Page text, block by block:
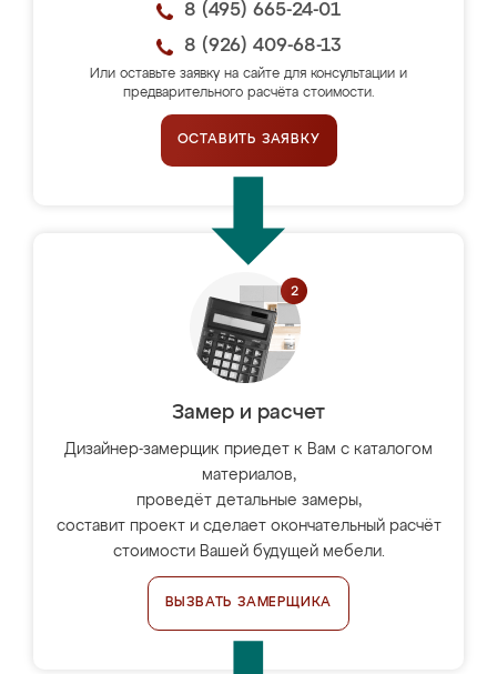
8 (495) 665-24-01
8 (926) 409-68-13
Или оставьте заявку на сайте для консультации и
предварительного расчёта стоимости.
ОСТАВИТЬ ЗАЯВКУ
Замер и расчет
Дизайнер-замерщик приедет к Вам с каталогом
материалов,
проведёт детальные замеры,
составит проект и сделает окончательный расчёт
стоимости Вашей будущей мебели.
ВЫЗВАТЬ ЗАМЕРЩИКА